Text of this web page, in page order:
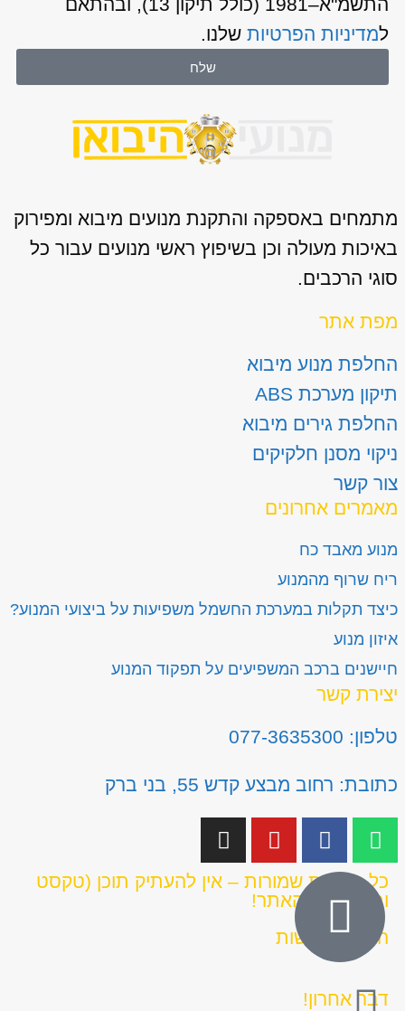
התשמ"א–1981 (כולל תיקון 13), ובהתאם
למדיניות הפרטיותשלנו.
שלח
מתמחים באספקה והתקנת מנועים מיבוא ומפירוק
באיכות מעולה וכן בשיפוץ ראשי מנועים עבור כל
סוגי הרכבים.
מפת אתר
החלפת מנוע מיבוא
תיקון מערכת ABS
החלפת גירים מיבוא
ניקוי מסנן חלקיקים
צור קשר
מאמרים אחרונים
מנוע מאבד כח
ריח שרוף מהמנוע
כיצד תקלות במערכת החשמל משפיעות על ביצועי המנוע?
איזון מנוע
חיישנים ברכב המשפיעים על תפקוד המנוע
יצירת קשר
טלפון: 077-3635300
כתובת: רחוב מבצע קדש 55, בני ברק
כל הזכויות שמורות – אין להעתיק תוכן (טקסט
ותמונות) מהאתר!
הצהרת נגישות
דבר אחרון!